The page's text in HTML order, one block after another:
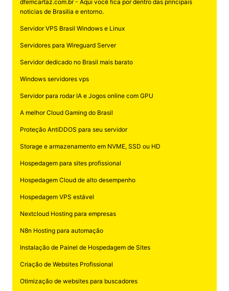
dfemcartaz.com.br - Aqui você fica por dentro das principais
noticias de Brasilia e entorno.
Servidor VPS Brasil Windows e Linux
Servidores para Wireguard Server
Servidor dedicado no Brasil mais barato
Windows servidores vps
Servidor para rodar IA e Jogos online com GPU
A melhor Cloud Gaming do Brasil
Proteção AntiDDOS para seu servidor
Storage e armazenamento em NVME, SSD ou HD
Hospedagem para sites profissional
Hospedagem Cloud de alto desempenho
Hospedagem VPS estável
Nextcloud Hosting para empresas
N8n Hosting para automação
Instalação de Painel de Hospedagem de Sites
Criação de Websites Profissional
Otimização de websites para buscadores